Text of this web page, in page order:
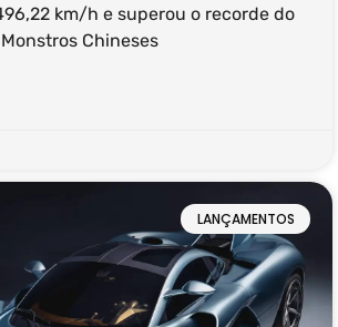
km/h e superou o recorde do
Chineses
LANÇAMENTOS